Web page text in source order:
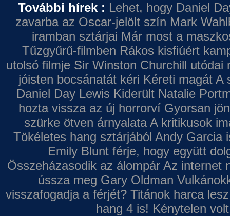
További hírek : Lehet, hogy Daniel
zavarba az Oscar-jelölt szín Mark
iramban sztárjai Már most a
Tűzgyűrű-filmben Rákos kisfiúért
utolsó filmje Sir Winston Churchill utódai
jóisten bocsánatát kéri Kéreti magát A
Daniel Day Lewis Kiderült Natalie
hozta vissza az új horrorví Gyorsan
szürke ötven árnyalata A kritikusok
Tökéletes hang sztárjából Andy Garcia
Emily Blunt férje, hogy együtt
Összeházasodik az álompár Az internet
ússza meg Gary Oldman
visszafogadja a férjét? Titánok harca
hang 4 is! Kénytelen